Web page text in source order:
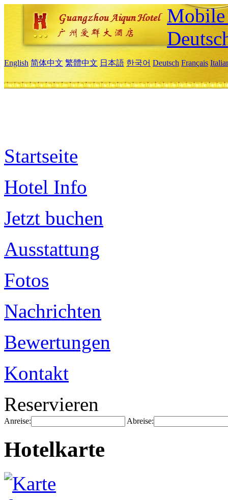
English 简体中文 繁體中文 日本語 한국어 Deutsch Français
Startseite
Hotel Info
Jetzt buchen
Ausstattung
Fotos
Nachrichten
Bewertungen
Kontakt
Reservieren
Anreise: Abreise:
Hotelkarte